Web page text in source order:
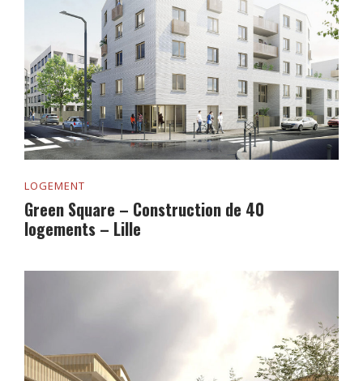
LOGEMENT
Green Square – Construction de 40
logements – Lille